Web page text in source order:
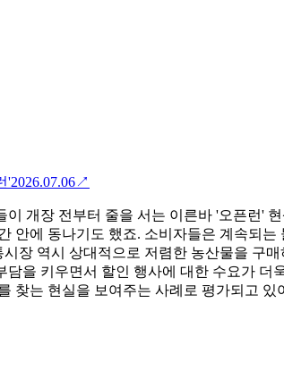
'2026.07.06↗
개장 전부터 줄을 서는 이른바 '오픈런'
안에 동나기도 했죠. 소비자들은 계속되
장 역시 상대적으로 저렴한 농산물을 구
을 키우면서 할인 행사에 대한 수요가 더
는 현실을 보여주는 사례로 평가되고